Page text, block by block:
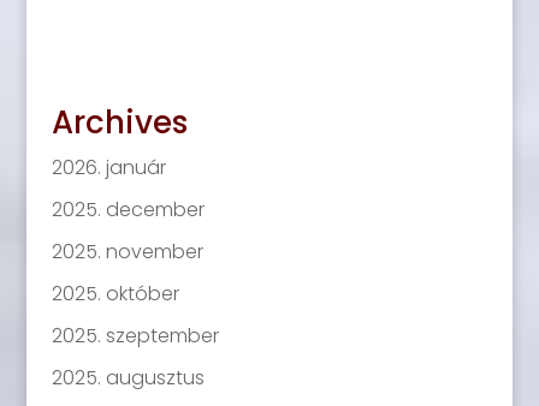
Archives
2026. január
2025. december
2025. november
2025. október
2025. szeptember
2025. augusztus